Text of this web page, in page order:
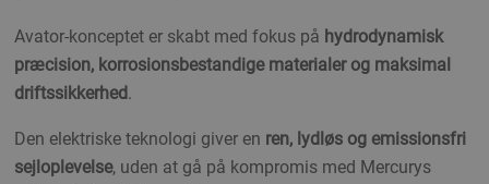
Avator-konceptet er skabt med fokus på hydrodynamisk
præcision, korrosionsbestandige materialer og maksimal
driftssikkerhed.
Den elektriske teknologi giver en ren, lydløs og emissionsfri
sejloplevelse, uden at gå på kompromis med Mercurys